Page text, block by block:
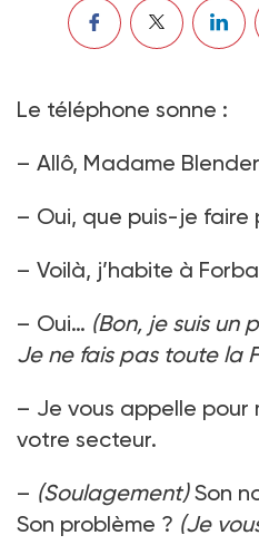
Le téléphone sonne :
– Allô, Madame
– Oui, que puis-je faire
– Voilà, j’habite à
– Oui… (Bon, je suis un
Je ne fais pas toute la
– Je vous appelle pour
votre secteur.
– (Soulagement)Son
Son problème ? (Je